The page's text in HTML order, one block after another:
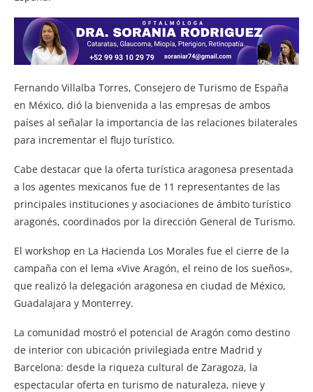
Fernando Villalba Torres, Consejero de Turismo de España
en México, dió la bienvenida a las empresas de ambos
países al señalar la importancia de las relaciones bilaterales
para incrementar el flujo turístico.
Cabe destacar que la oferta turística aragonesa presentada
a los agentes mexicanos fue de 11 representantes de las
principales instituciones y asociaciones de ámbito turístico
aragonés, coordinados por la dirección General de Turismo.
El workshop en La Hacienda Los Morales fue el cierre de la
campaña con el lema «Vive Aragón, el reino de los sueños»,
que realizó la delegación aragonesa en ciudad de México,
Guadalajara y Monterrey.
La comunidad mostró el potencial de Aragón como destino
de interior con ubicación privilegiada entre Madrid y
Barcelona: desde la riqueza cultural de Zaragoza, la
espectacular oferta en turismo de naturaleza, nieve y